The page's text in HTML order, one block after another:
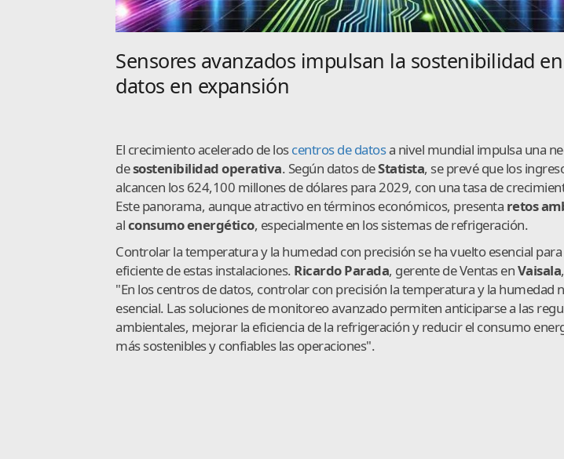
Sensores avanzados impulsan la sostenibilidad
datos en expansión
El crecimiento acelerado de loscentros de datosa nivel mundial impulsa una
desostenibilidad operativa. Según datos deStatista, se prevé que los
alcancen los 624,100 millones de dólares para 2029, con una tasa de
Este panorama, aunque atractivo en términos económicos, presenta retos
alconsumo energético, especialmente en los sistemas de refrigeración.
Controlar la temperatura y la humedad con precisión se ha vuelto esencial
eficiente de estas instalaciones. Ricardo Parada, gerente de Ventas enVaisala
"En los centros de datos, controlar con precisión la temperatura y la humedad
esencial. Las soluciones de monitoreo avanzado permiten anticiparse a las
ambientales, mejorar la eficiencia de la refrigeración y reducir el consumo
más sostenibles y confiables las operaciones".